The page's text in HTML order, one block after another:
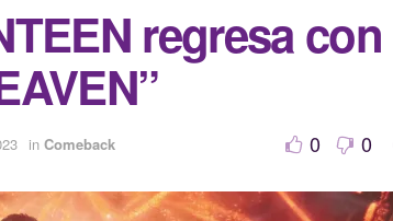
regresa con
in Comeback 0 0